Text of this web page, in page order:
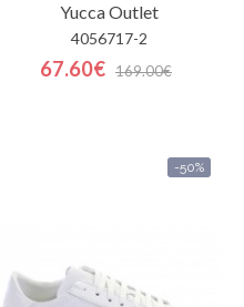
YuccaOutlet
4056717-2
67.60€ 169.00€
-50%